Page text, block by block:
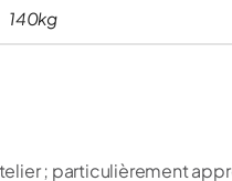
140kg
; particulièrement